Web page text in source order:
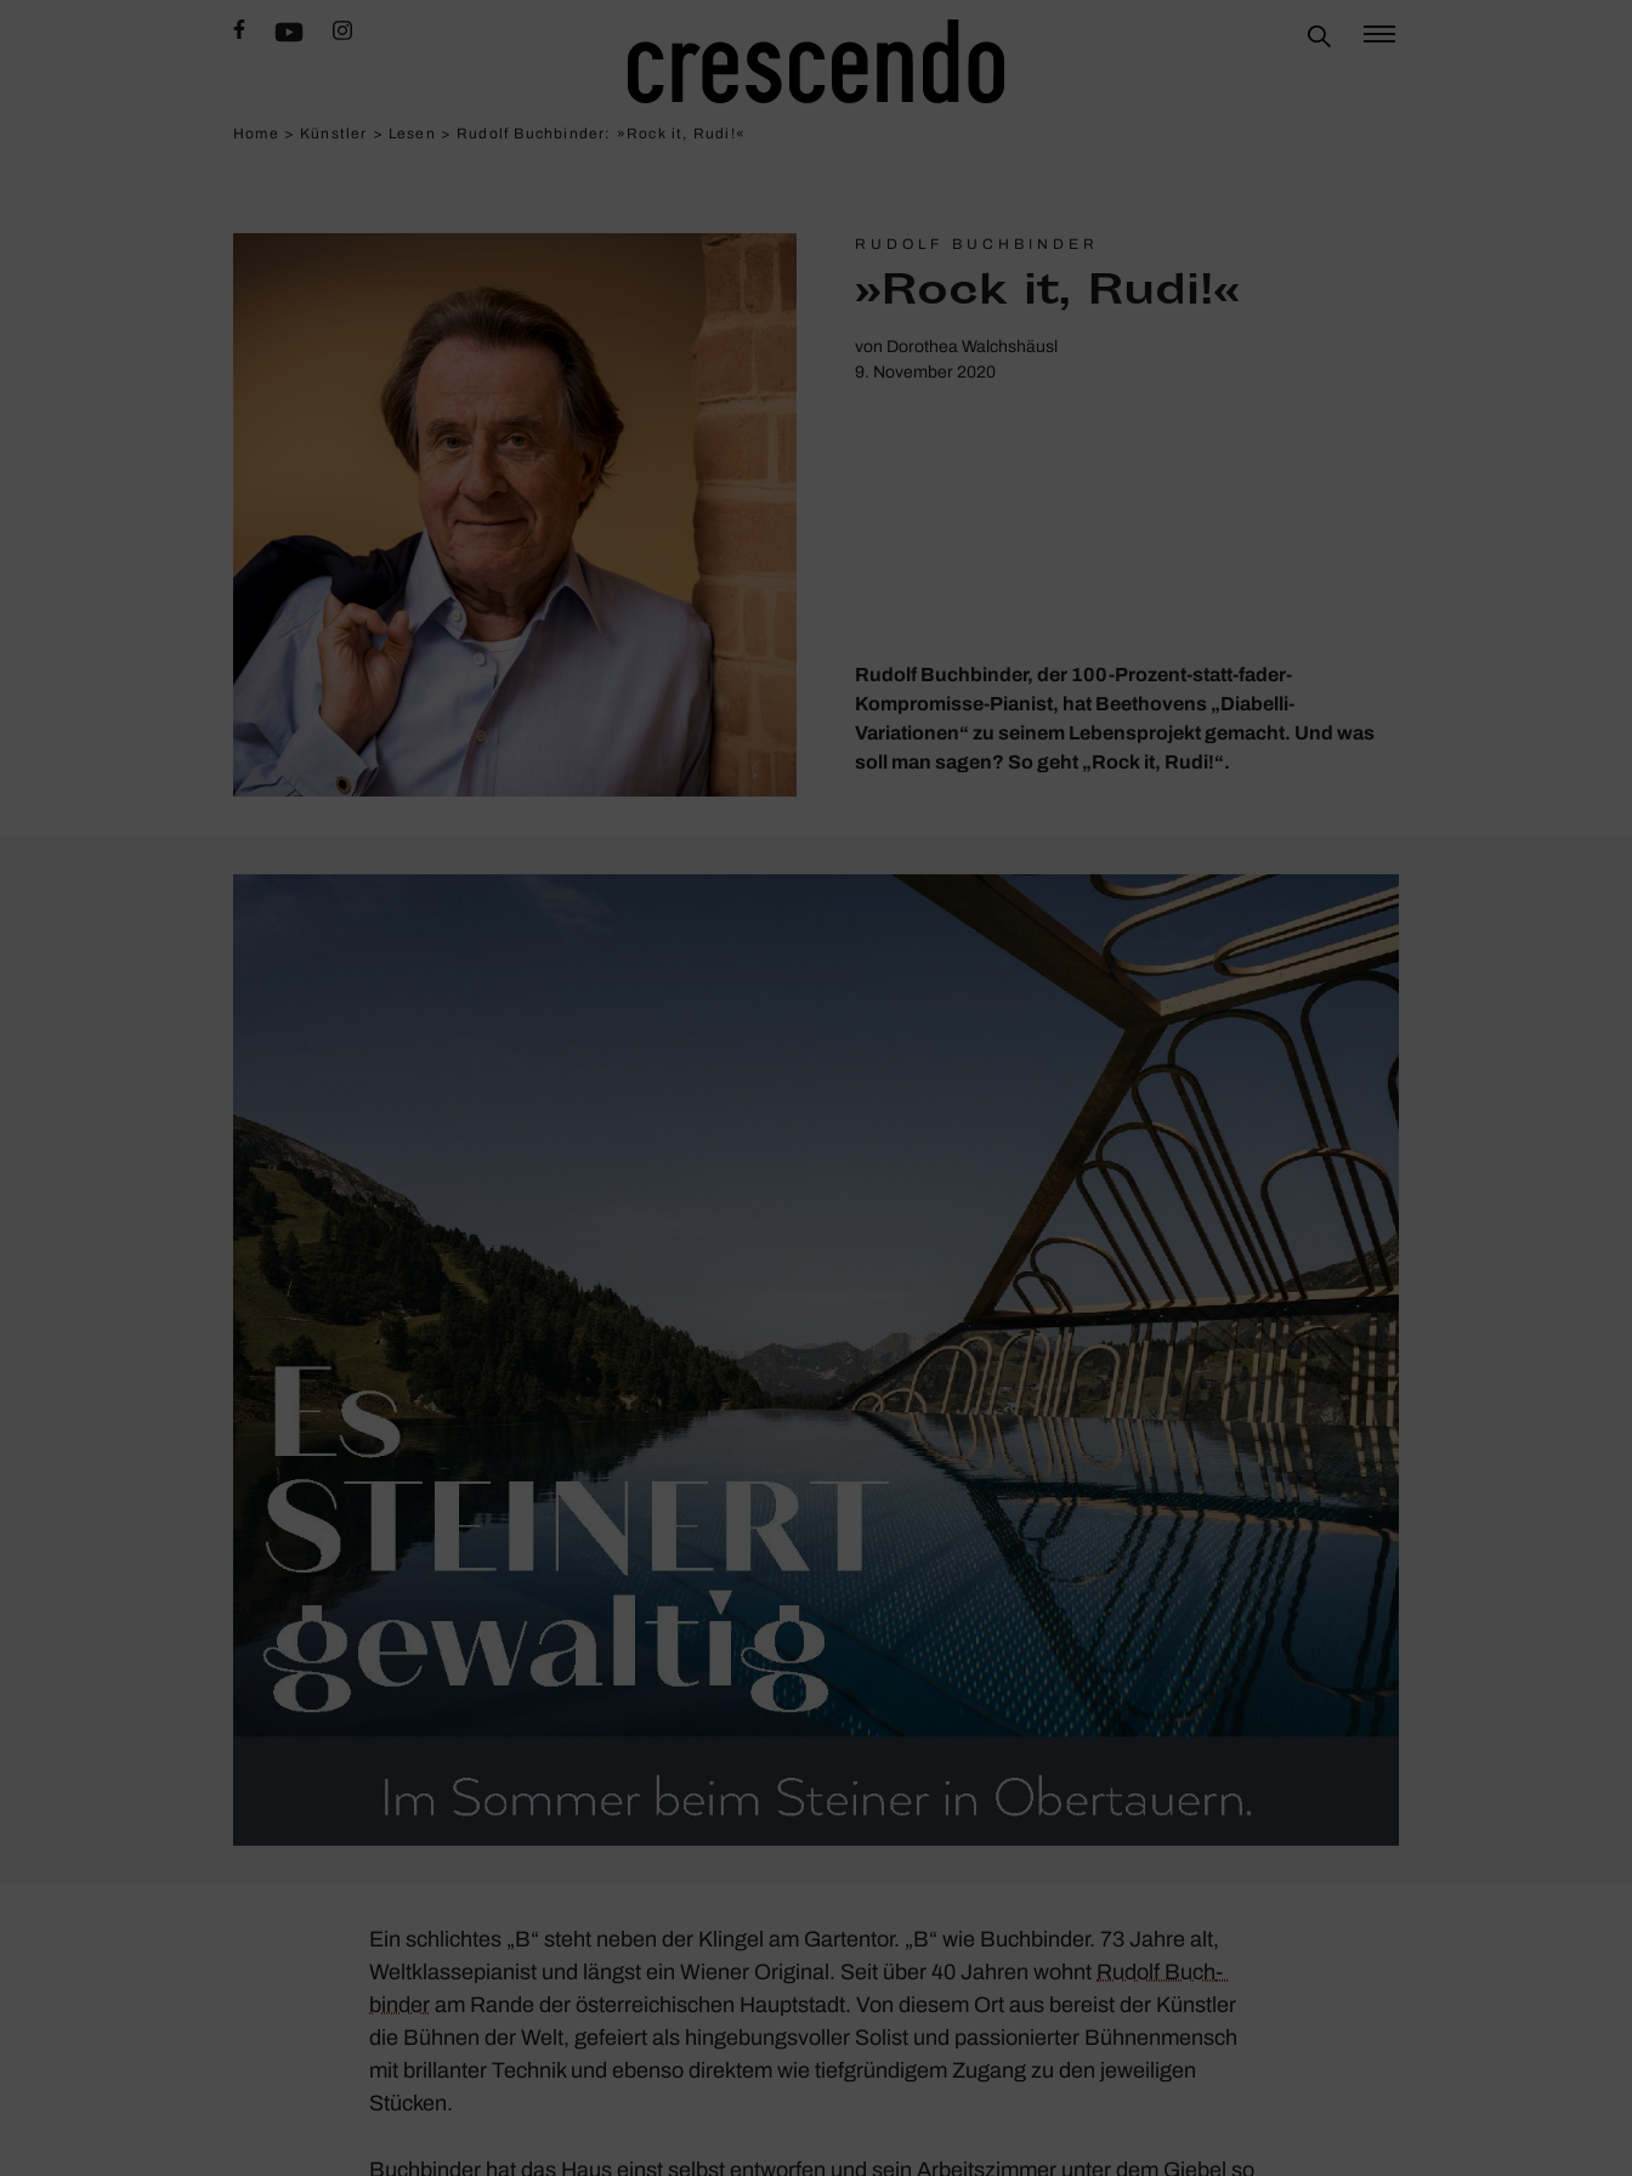
Home > Künstler > Lesen > Rudolf Buchbinder: »Rock it, Rudi!«
RUDOLF BUCHBINDER
»Rock it, Rudi!«
von Dorothea Walchshäusl
9. November 2020
Rudolf Buchbinder, der 100-Prozent-statt-fader-
Kompromisse-Pianist, hat Beethovens „Diabelli-
Variationen“ zu seinem Lebensprojekt gemacht. Und was
soll man sagen? So geht „Rock it, Rudi!“.
Ein schlichtes „B“ steht neben der Klingel am Gartentor. „B“ wie Buch­binder. 73 Jahre alt,
Welt­klas­se­pia­nist und längst ein Wiener Original. Seit über 40 Jahren wohnt Rudolf Buch­
binder am Rande der öster­rei­chi­schen Haupt­stadt. Von diesem Ort aus bereist der Künstler
die Bühnen der Welt, gefeiert als hinge­bungs­voller Solist und passio­nierter Bühnen­mensch
mit bril­lanter Technik und ebenso direktem wie tief­grün­digem Zugang zu den jewei­ligen
Stücken.
Buch­binder hat das Haus einst selbst entworfen und sein Arbeits­zimmer unter dem Giebel so